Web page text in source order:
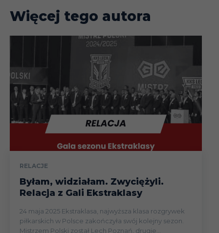
Więcej tego autora
RELACJE
Byłam, widziałam. Zwyciężyli.
Relacja z Gali Ekstraklasy
24 maja 2025 Ekstraklasa, najwyższa klasa rozgrywek
piłkarskich w Polsce zakończyła swój kolejny sezon.
Mistrzem Polski został Lech Poznań, drugie...